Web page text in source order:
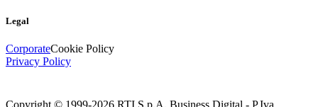
Legal
CorporateCookie Policy
Privacy Policy